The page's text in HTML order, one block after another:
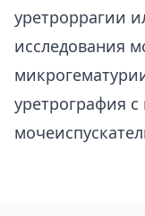
уретроррагии
исследования
уретрография